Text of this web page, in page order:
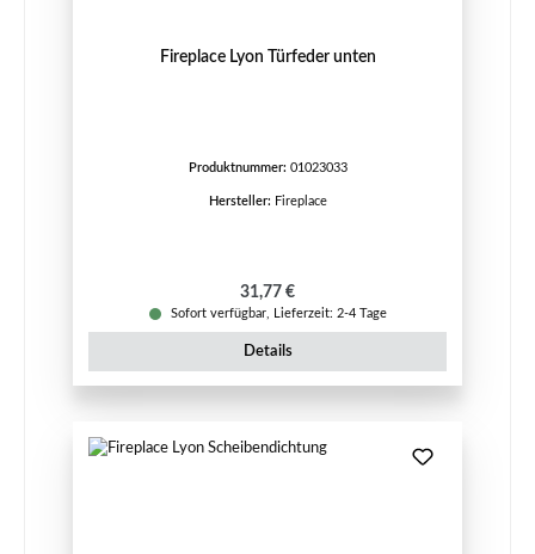
Fireplace Lyon Türfeder unten
Produktnummer: 01023033
Hersteller: Fireplace
Regulärer Preis:
31,77 €
Sofort verfügbar, Lieferzeit: 2-4 Tage
Details